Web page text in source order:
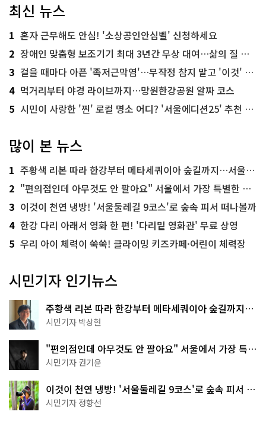
최신 뉴스
1 혼자 근무해도 안심! '소상공인안심벨' 신청하세요
2 장애인 맞춤형 보조기기 최대 3년간 무상 대여…삶의 질 높인다
3 걸을 때마다 아픈 '족저근막염'…무작정 참지 말고 '이것' 해보세요!
4 먹거리부터 야경 라이브까지…망원한강공원 알짜 코스
5 시민이 사랑한 '찐' 로컬 명소 어디? '서울에디션25' 추천 코스
많이 본 뉴스
1 주황색 리본 따라 한강부터 메타세쿼이아 숲길까지…서울둘레길 15코스
2 "편의점인데 아무것도 안 팔아요" 서울에서 가장 특별한 편의점의 정체
3 이것이 천연 냉방! '서울둘레길 9코스'로 숲속 피서 떠나볼까
4 한강 다리 아래서 영화 한 편! '다리밑 영화관' 무료 상영
5 우리 아이 체력이 쑥쑥! 클라이밍 키즈카페·어린이 체력장
시민기자 인기뉴스
주황색 리본 따라 한강부터 메타세쿼이아 숲길까지…
서울둘레길 15코스
시민기자 박상현
"편의점인데 아무것도 안 팔아요" 서울에서 가장 특별
한 편의점의 정체
시민기자 권기윤
이것이 천연 냉방! '서울둘레길 9코스'로 숲속 피서 떠
나볼까
시민기자 정향선